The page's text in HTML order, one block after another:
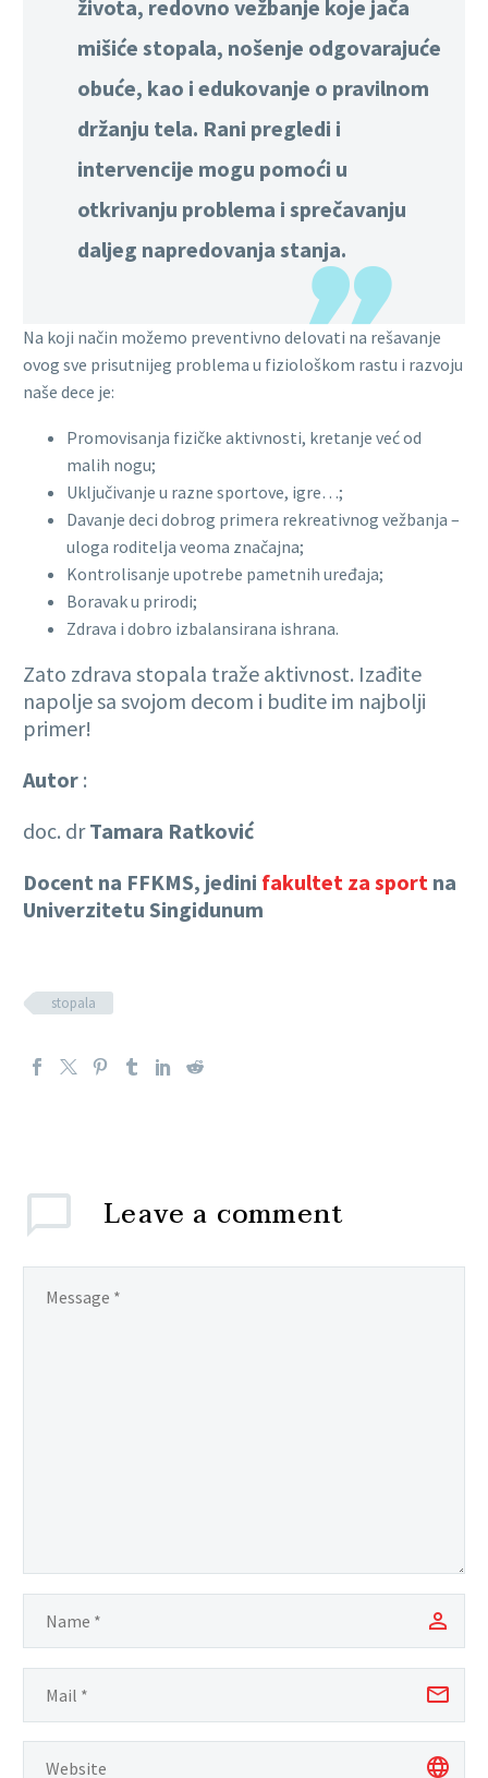
života, redovno vežbanje koje jača
mišiće stopala, nošenje odgovarajuće
obuće, kao i edukovanje o pravilnom
držanju tela. Rani pregledi i
intervencije mogu pomoći u
otkrivanju problema i sprečavanju
daljeg napredovanja stanja.
Na koji način možemo preventivno delovati na rešavanje
ovog sve prisutnijeg problema u fiziološkom rastu i razvoju
naše dece je:
Promovisanja fizičke aktivnosti, kretanje već od
malih nogu;
Uključivanje u razne sportove, igre…;
Davanje deci dobrog primera rekreativnog vežbanja –
uloga roditelja veoma značajna;
Kontrolisanje upotrebe pametnih uređaja;
Boravak u prirodi;
Zdrava i dobro izbalansirana ishrana.
Zato zdrava stopala traže aktivnost. Izađite
napolje sa svojom decom i budite im najbolji
primer!
Autor :
doc. drTamara Ratković
Docent na FFKMS, jedini fakultet za sport na
Univerzitetu Singidunum
stopala
Leave a comment